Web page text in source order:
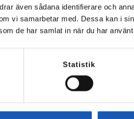
även sådana identifierare och
vi samarbetar med. Dessa kan i
de har samlat in när du har
Statistik